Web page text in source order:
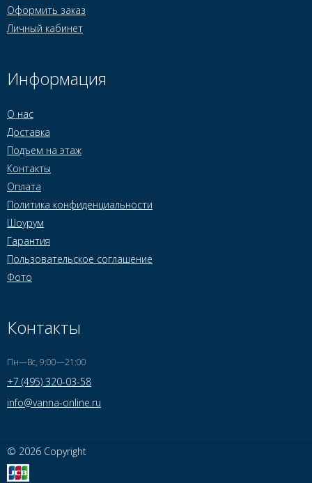
Оформить заказ
Личный кабинет
Информация
О нас
Доставка
Подъем на этаж
Контакты
Оплата
Политика конфиденциальности
Шоурум
Гарантия
Пользовательское соглашение
Фото
Контакты
Пн—Вс, 9:00—21:00
+7 (495) 320-03-58
info@vanna-online.ru
© 2026 Copyright